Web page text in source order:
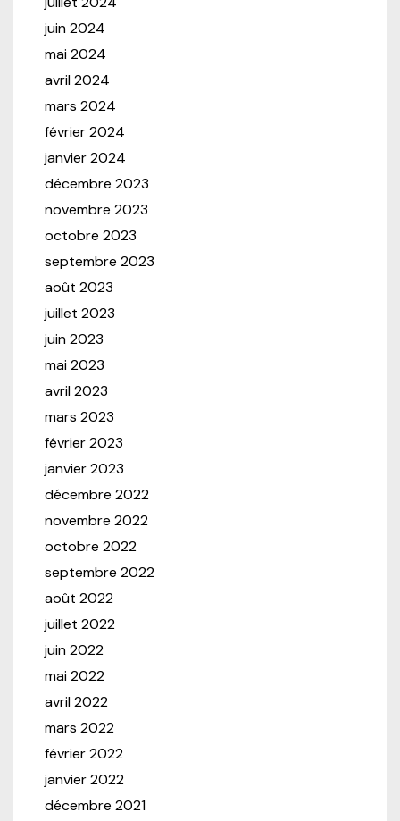
juin 2024
mai 2024
avril 2024
mars 2024
février 2024
janvier 2024
décembre 2023
novembre 2023
octobre 2023
septembre 2023
août 2023
juillet 2023
juin 2023
mai 2023
avril 2023
mars 2023
février 2023
janvier 2023
décembre 2022
novembre 2022
octobre 2022
septembre 2022
août 2022
juillet 2022
juin 2022
mai 2022
avril 2022
mars 2022
février 2022
janvier 2022
décembre 2021